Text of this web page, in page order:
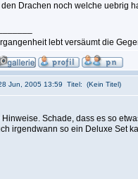
Drachen noch welche uebrig
lebt versäumt die
Jun, 2005 13:59 Titel: (Kein Titel)
Hinweise. Schade, dass es so
irgendwann so ein Deluxe Set